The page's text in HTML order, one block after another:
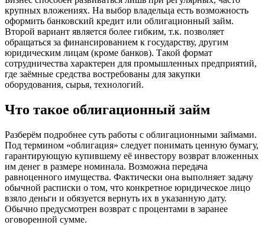
крупных вложениях. На выбор владельца есть возможность
оформить банковский кредит или облигационный займ.
Второй вариант является более гибким, т.к. позволяет
обращаться за финансированием к государству, другим
юридическим лицам (кроме банков). Такой формат
сотрудничества характерен для промышленных предприятий,
где заёмные средства востребованы для закупки
оборудования, сырья, технологий.
Что такое облигационный займ
Разберём подробнее суть работы с облигационными займами.
Под термином «облигация» следует понимать ценную бумагу,
гарантирующую купившему её инвестору возврат вложенных
им денег в размере номинала. Возможна передача
равноценного имущества. Фактически она выполняет задачу
обычной расписки о том, что конкретное юридическое лицо
взяло деньги и обязуется вернуть их в указанную дату.
Обычно предусмотрен возврат с процентами в заранее
оговоренной сумме.